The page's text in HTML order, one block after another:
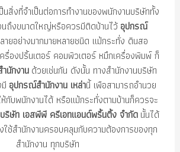
นสิ่งที่จำเป็นต่อการทำงานของพนักงานบริษัททั้ง
นถึงขนาดใหญ่หรือควรมีติดบ้านไว้ อุปกรณ์
ายอย่างมากมายหลายชนิด แม้กระทั่ง ดินสอ
รื่องปริ้นเตอร์ คอมพิวเตอร์ หมึกเครื่องพิมพ์ ก็
นักงานด้วยเช่นกัน ดังนั้น ทางสำนักงานบริษัท
อุปกรณ์สำนักงาน เหล่านี้ เพือสามารถอำนวย
กับพนักงานได้ หรือแม้กระทั่งตามบ้านก็ควรจะ
บริษัท เอสพีพี ครีเอทแอนด์พริ้นติ้ง จำกัด นั้นได้
ใช้สำนักงานครอบคลุมกับความต้องการของทุก
สำนักงาน ทุกบริษัท